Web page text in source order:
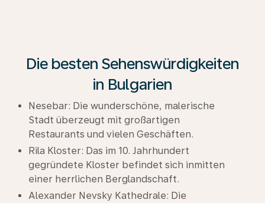
Die besten Sehenswürdigkeiten
in Bulgarien
Nesebar: Die wunderschöne, malerische
Stadt überzeugt mit großartigen
Restaurants und vielen Geschäften.
Rila Kloster: Das im 10. Jahrhundert
gegründete Kloster befindet sich inmitten
einer herrlichen Berglandschaft.
Alexander Nevsky Kathedrale: Die